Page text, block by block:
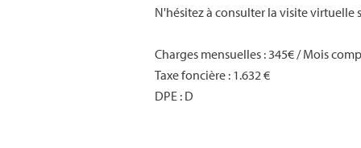
N'hésitez à consulter la visite virtuelle
Charges mensuelles : 345€ / Mois
Taxe foncière : 1.632 €
DPE : D